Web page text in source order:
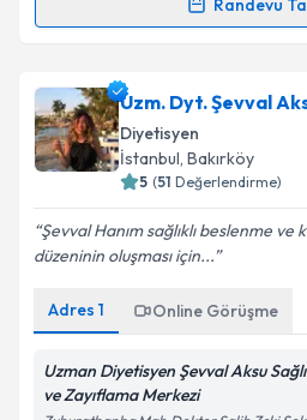
Randevu
oluşturun. Size bu uzmandan
takvim hazırlandığında e-
E-posta Adresiniz
Metni'ni okudum ve
kapsamda işlenmesini
Takvim
Uzm. Dyt. Şevval
Diyetisyen
İstanbul, Bakırköy
( Değerlendirme)
Şevval Hanım sağlıklı beslenme ve
düzeninin oluşması için...
Adres 1 Online Görüşme
Uzman Diyetisyen Şevval Aksu
ve Zayıflama Merkezi